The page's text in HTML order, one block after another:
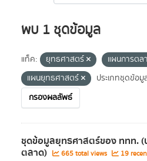
พบ 1 ชุดข้อมูล
แท็ค: ยุทธศาสตร์
แผนการตล
แผนยุทธศาสตร์
ประเภทชุดข้อมู
กรองผลลัพธ์
ชุดข้อมูลยุทธศาสตร์ของ ททท. (
ตลาด) 665 total views 19